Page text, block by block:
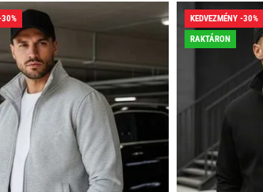
30%
KEDVEZMÉNY -30%
RAKTÁRON